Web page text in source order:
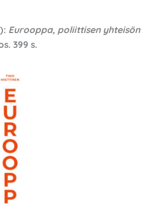
Eurooppa, poliittisen yhteisön
399 s.